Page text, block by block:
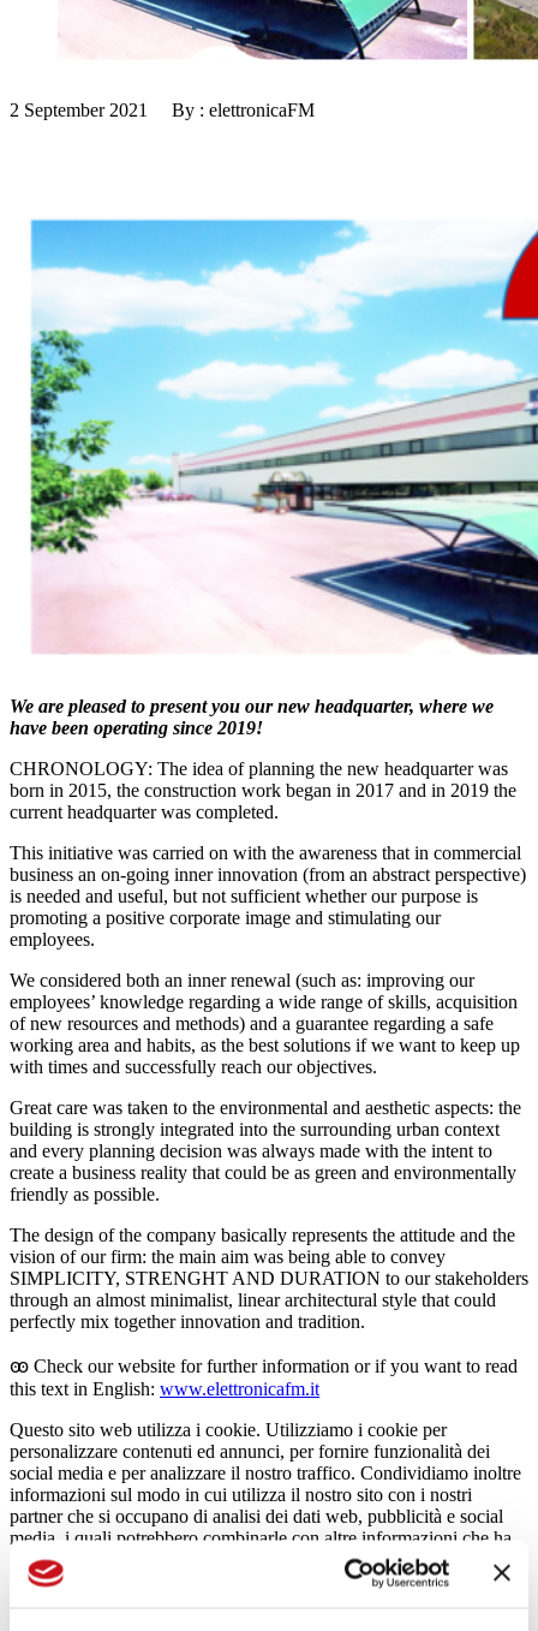
2 September 2021 By : elettronicaFM
We are pleased to present you our new headquarter, where we
have been operating since 2019!
CHRONOLOGY: The idea of planning the new headquarter was
born in 2015, the construction work began in 2017 and in 2019 the
current headquarter was completed.
This initiative was carried on with the awareness that in commercial
business an on-going inner innovation (from an abstract perspective)
is needed and useful, but not sufficient whether our purpose is
promoting a positive corporate image and stimulating our
employees.
We considered both an inner renewal (such as: improving our
employees’ knowledge regarding a wide range of skills, acquisition
of new resources and methods) and a guarantee regarding a safe
working area and habits, as the best solutions if we want to keep up
with times and successfully reach our objectives.
Great care was taken to the environmental and aesthetic aspects: the
building is strongly integrated into the surrounding urban context
and every planning decision was always made with the intent to
create a business reality that could be as green and environmentally
friendly as possible.
The design of the company basically represents the attitude and the
vision of our firm: the main aim was being able to convey
SIMPLICITY, STRENGHT AND DURATION to our stakeholders
through an almost minimalist, linear architectural style that could
perfectly mix together innovation and tradition.
ꙭ Check our website for further information or if you want to read
this text in English: www.elettronicafm.it
Questo sito web utilizza i cookie. Utilizziamo i cookie per
personalizzare contenuti ed annunci, per fornire funzionalità dei
social media e per analizzare il nostro traffico. Condividiamo inoltre
informazioni sul modo in cui utilizza il nostro sito con i nostri
partner che si occupano di analisi dei dati web, pubblicità e social
media, i quali potrebbero combinarle con altre informazioni che ha
fornito loro o che hanno raccolto dal suo utilizzo dei loro servizi.